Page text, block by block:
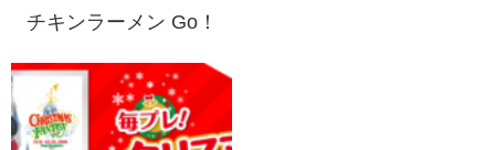
チキンラーメン Go！
ャンペーン